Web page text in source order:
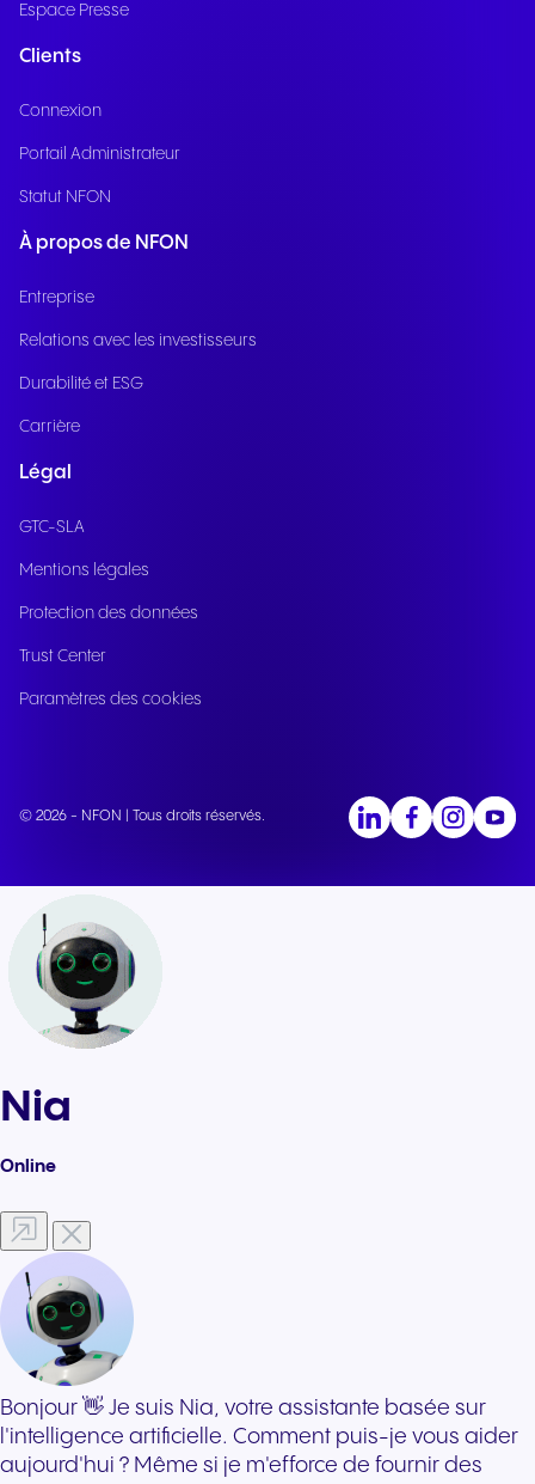
Espace Presse
Clients
Connexion
Portail Administrateur
Statut NFON
À propos de NFON
Entreprise
Relations avec les investisseurs
Durabilité et ESG
Carrière
Légal
GTC-SLA
Mentions légales
Protection des données
Trust Center
Paramètres des cookies
© 2026 - NFON | Tous droits réservés.